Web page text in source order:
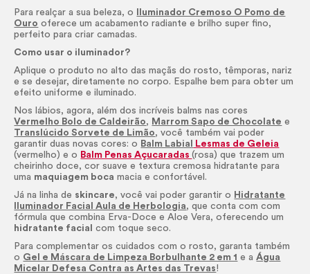
Para realçar a sua beleza, o
Iluminador Cremoso O Pomo de
Ouro oferece um acabamento radiante e brilho super fino,
perfeito para criar camadas.
Como usar o iluminador?
Aplique o produto no alto das maçãs do rosto, têmporas, nariz
e se desejar, diretamente no corpo. Espalhe bem para obter um
efeito uniforme e iluminado.
Nos lábios, agora, além dos incríveis balms nas cores
Vermelho Bolo de Caldeirão, Marrom Sapo de Chocolate e
Translúcido Sorvete de Limão, você também vai poder
garantir duas novas cores: o Balm Labial
Lesmas de Geleia
(vermelho) e o Balm Penas Açucaradas(rosa) que trazem um
cheirinho doce, cor suave e textura cremosa hidratante para
uma maquiagem boca macia e confortável.
Já na linha de skincare, você vai poder garantir o Hidratante
Iluminador Facial Aula de Herbologia, que conta com com
fórmula que combina Erva-Doce e Aloe Vera, oferecendo um
hidratante facial
com toque seco.
Para complementar os cuidados com o rosto, garanta também
o Gel e Máscara de Limpeza Borbulhante 2 em 1 e aÁgua
Micelar Defesa Contra as Artes das Trevas!